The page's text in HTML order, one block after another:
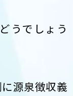
うでしょう
源泉徴収義